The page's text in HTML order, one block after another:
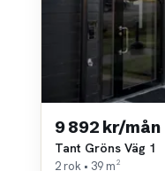
9 892 kr/mån
Tant Gröns Väg 1
2 rok • 39 m²